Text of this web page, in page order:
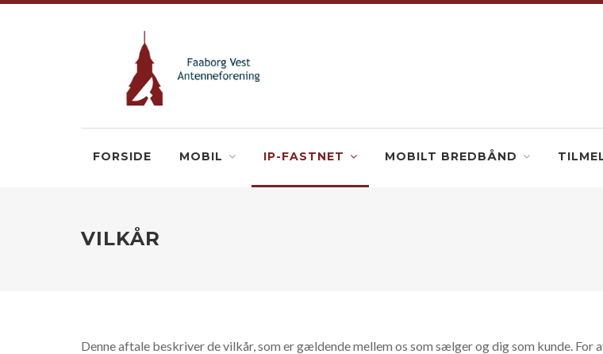
FORSIDE MOBIL IP-FASTNET MOBILT BREDBÅND
VILKÅR
Denne aftale beskriver de vilkår, som er gældende mellem os som sælger og dig som kunde. For